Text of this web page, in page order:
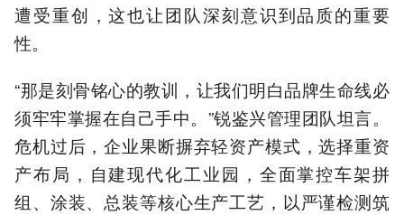
遭受重创，这也让团队深刻意识到品质的重要
性。
“那是刻骨铭心的教训，让我们明白品牌生命线必
须牢牢掌握在自己手中。”锐鉴兴管理团队坦言。
危机过后，企业果断摒弃轻资产模式，选择重资
产布局，自建现代化工业园，全面掌控车架拼
组、涂装、总装等核心生产工艺，以严谨检测筑